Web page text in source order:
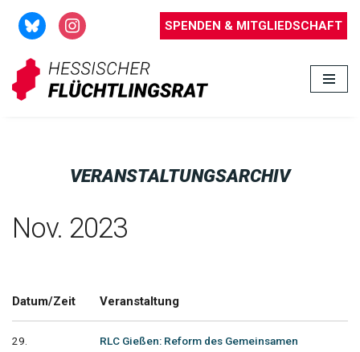
Zum
Inhalt
springen
SPENDEN & MITGLIEDSCHAFT
VERANSTALTUNGSARCHIV
Nov. 2023
Datum/Zeit Veranstaltung
29.
RLC Gießen: Reform des Gemeinsamen